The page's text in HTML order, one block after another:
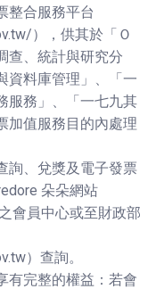
整合服務平台
），供其於「Ｏ
查、統計與研究分
資料庫管理」、「一
服務」、「一七九其
加值服務目的內處理
詢、兌獎及電子發票
朵朵網站
會員中心或至財政部
）查詢。
有完整的權益：若會